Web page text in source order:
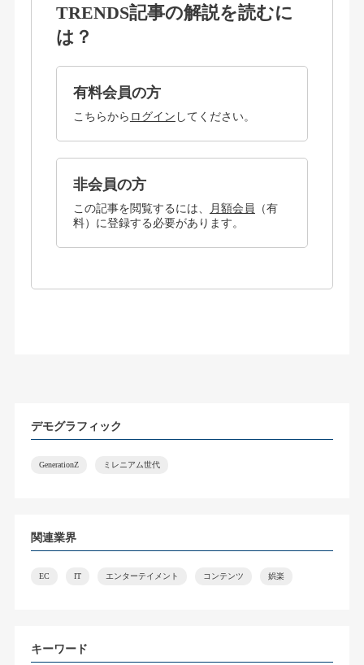
TRENDS記事の解説を読むに
は？
有料会員の方
こちらから ログイン してください。
非会員の方
この記事を閲覧するには、 月額会員
（有
料）に登録する必要があります。
デモグラフィック
GenerationZ ミレニアム世代
関連業界
EC IT エンターテイメント コンテンツ 娯楽
キーワード